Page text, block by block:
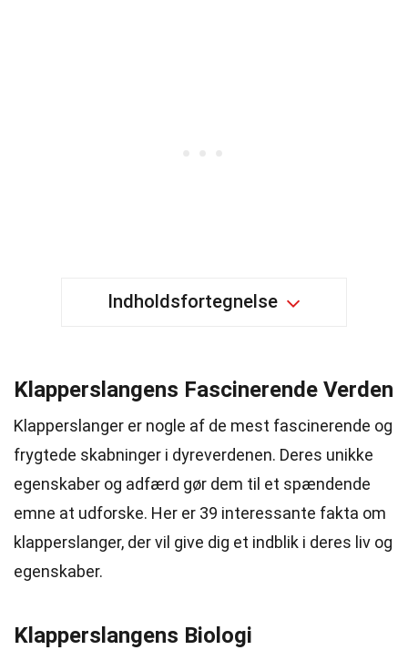
Indholdsfortegnelse
Klapperslangens Fascinerende Verden
Klapperslanger er nogle af de mest fascinerende og
frygtede skabninger i dyreverdenen. Deres unikke
egenskaber og adfærd gør dem til et spændende
emne at udforske. Her er 39 interessante fakta om
klapperslanger, der vil give dig et indblik i deres liv og
egenskaber.
Klapperslangens Biologi